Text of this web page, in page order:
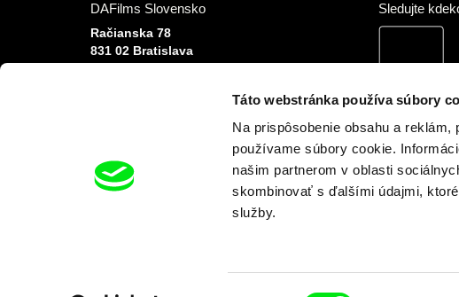
Táto webstránka používa súbory
Na prispôsobenie obsahu a
používame súbory cookie.
našim partnerom v oblasti
skombinovať s ďalšími údajmi,
služby.
DAFilms Slovensko
Račianska 78
831 02 Bratislava
Sledujte